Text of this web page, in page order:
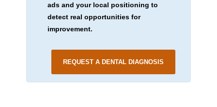
ads and your local positioning to
detect real opportunities for
improvement.
REQUEST A DENTAL DIAGNOSIS